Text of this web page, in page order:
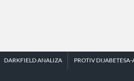
DARKFIELD ANALIZA PROTIV